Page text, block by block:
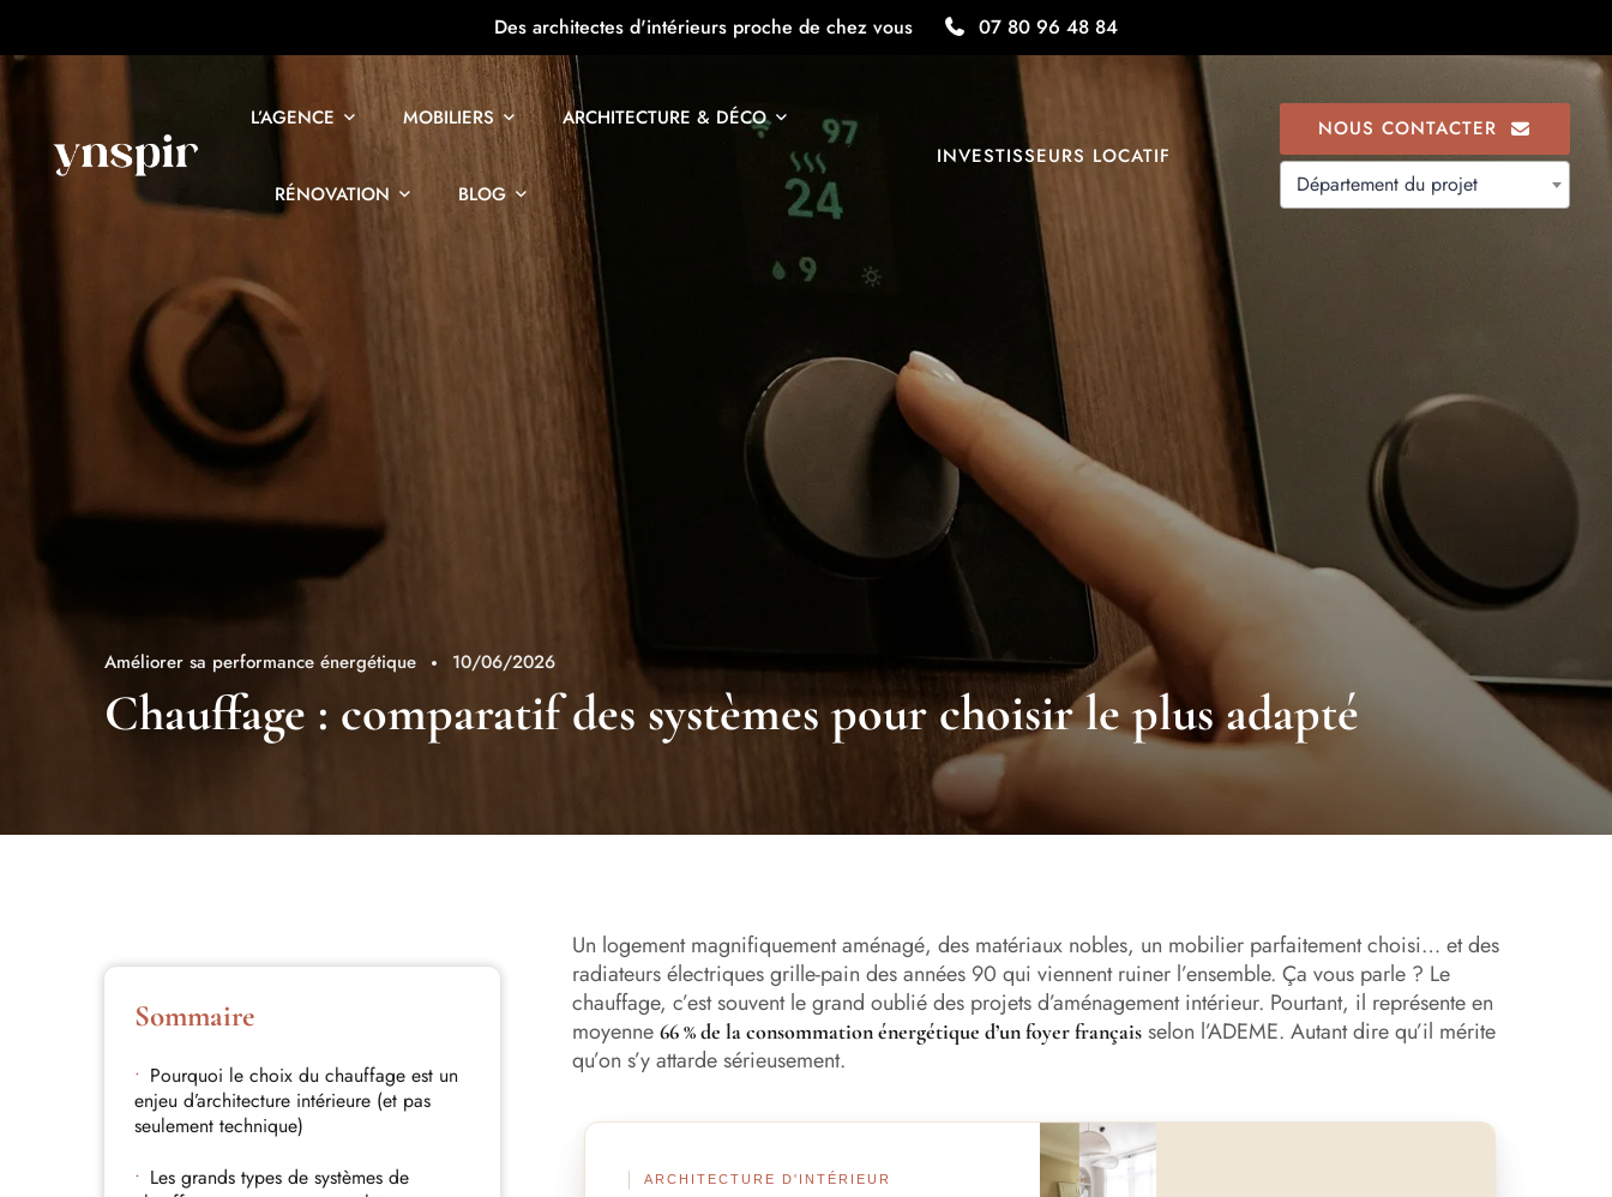
Des architectes d'intérieurs proche de chez vous 07 80 96 48 84
L’AGENCE MOBILIERS ARCHITECTURE & DÉCO
RÉNOVATION BLOG
INVESTISSEURS LOCATIF
NOUS CONTACTER
Département du projet
Améliorer sa performance énergétique 10/06/2026
Chauffage : comparatif des systèmes pour choisir le plus adapté
Sommaire
Pourquoi le choix du chauffage est un
enjeu d’architecture intérieure (et pas
seulement technique)
Les grands types de systèmes de
Un logement magnifiquement aménagé, des matériaux nobles, un mobilier parfaitement choisi… et des
radiateurs électriques grille-pain des années 90 qui viennent ruiner l’ensemble. Ça vous parle ? Le
chauffage, c’est souvent le grand oublié des projets d’aménagement intérieur. Pourtant, il représente en
moyenne 66 % de la consommation énergétique d’un foyer français selon l’ADEME. Autant dire qu’il mérite
qu’on s’y attarde sérieusement.
ARCHITECTURE D'INTÉRIEUR
Avant Après